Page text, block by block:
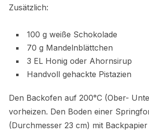
Zusätzlich:
100 g weiße Schokolade
70 g Mandelnblättchen
3 EL Honig oder Ahornsirup
Handvoll gehackte Pistazien
Den Backofen auf 200°C (Ober-
vorheizen. Den Boden einer
(Durchmesser 23 cm) mit Backpapier